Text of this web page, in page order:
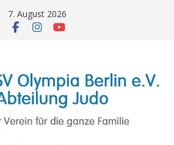
7. August 2026